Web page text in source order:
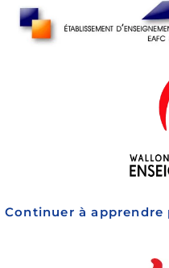
Continuer à